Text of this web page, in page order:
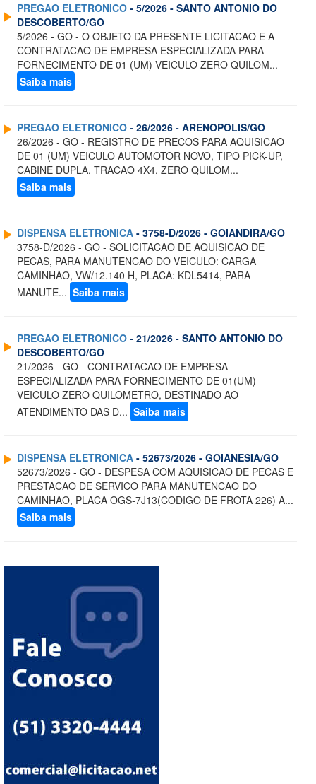
PREGAO ELETRONICO - 5/2026 - SANTO ANTONIO DO
DESCOBERTO/GO
5/2026 - GO - O OBJETO DA PRESENTE LICITACAO E A
CONTRATACAO DE EMPRESA ESPECIALIZADA PARA
FORNECIMENTO DE 01 (UM) VEICULO ZERO QUILOM...
Saiba mais
PREGAO ELETRONICO - 26/2026 - ARENOPOLIS/GO
26/2026 - GO - REGISTRO DE PRECOS PARA AQUISICAO
DE 01 (UM) VEICULO AUTOMOTOR NOVO, TIPO PICK-UP,
CABINE DUPLA, TRACAO 4X4, ZERO QUILOM...
Saiba mais
DISPENSA ELETRONICA - 3758-D/2026 - GOIANDIRA/GO
3758-D/2026 - GO - SOLICITACAO DE AQUISICAO DE
PECAS, PARA MANUTENCAO DO VEICULO: CARGA
CAMINHAO, VW/12.140 H, PLACA: KDL5414, PARA
MANUTE... Saiba mais
PREGAO ELETRONICO - 21/2026 - SANTO ANTONIO DO
DESCOBERTO/GO
21/2026 - GO - CONTRATACAO DE EMPRESA
ESPECIALIZADA PARA FORNECIMENTO DE 01(UM)
VEICULO ZERO QUILOMETRO, DESTINADO AO
ATENDIMENTO DAS D... Saiba mais
DISPENSA ELETRONICA - 52673/2026 - GOIANESIA/GO
52673/2026 - GO - DESPESA COM AQUISICAO DE PECAS E
PRESTACAO DE SERVICO PARA MANUTENCAO DO
CAMINHAO, PLACA OGS-7J13(CODIGO DE FROTA 226) A...
Saiba mais